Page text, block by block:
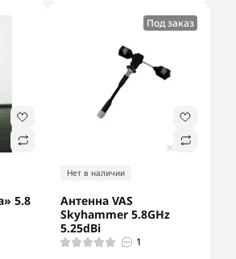
5.8
Под заказ
Нет в наличии
Антенна VAS
Skyhammer 5.8GHz
5.25dВi
1